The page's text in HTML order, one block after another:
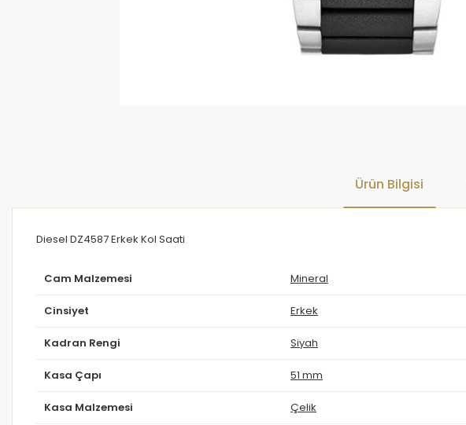
Ürün Bilgisi
Diesel DZ4587 Erkek Kol Saati
Cam Malzemesi Mineral
Cinsiyet Erkek
Kadran Rengi Siyah
Kasa Çapı 51 mm
Kasa Malzemesi Çelik